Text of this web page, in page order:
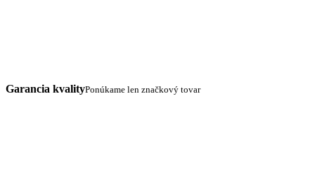
Garancia kvalityPonúkame len značkový tovar